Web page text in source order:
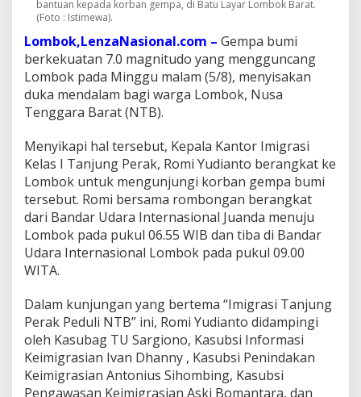
p
L
o
b
o
k
bantuan kepada korban gempa, di Batu Layar Lombok Barat.
(Foto : Istimewa).
Lombok,LenzaNasional.com – Gempa bumi
berkekuatan 7.0 magnitudo yang mengguncang
Lombok pada Minggu malam (5/8), menyisakan
duka mendalam bagi warga Lombok, Nusa
Tenggara Barat (NTB).
Menyikapi hal tersebut, Kepala Kantor Imigrasi
Kelas I Tanjung Perak, Romi Yudianto berangkat ke
Lombok untuk mengunjungi korban gempa bumi
tersebut. Romi bersama rombongan berangkat
dari Bandar Udara Internasional Juanda menuju
Lombok pada pukul 06.55 WIB dan tiba di Bandar
Udara Internasional Lombok pada pukul 09.00
WITA.
Dalam kunjungan yang bertema “Imigrasi Tanjung
Perak Peduli NTB” ini, Romi Yudianto didampingi
oleh Kasubag TU Sargiono, Kasubsi Informasi
Keimigrasian Ivan Dhanny , Kasubsi Penindakan
Keimigrasian Antonius Sihombing, Kasubsi
Pengawasan Keimigrasian Aski Bomantara, dan